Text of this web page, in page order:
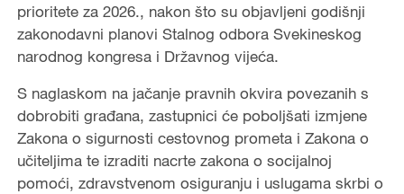
prioritete za 2026., nakon što su objavljeni godišnji
zakonodavni planovi Stalnog odbora Svekineskog
narodnog kongresa i Državnog vijeća.
S naglaskom na jačanje pravnih okvira povezanih s
dobrobiti građana, zastupnici će poboljšati izmjene
Zakona o sigurnosti cestovnog prometa i Zakona o
učiteljima te izraditi nacrte zakona o socijalnoj
pomoći, zdravstvenom osiguranju i uslugama skrbi o